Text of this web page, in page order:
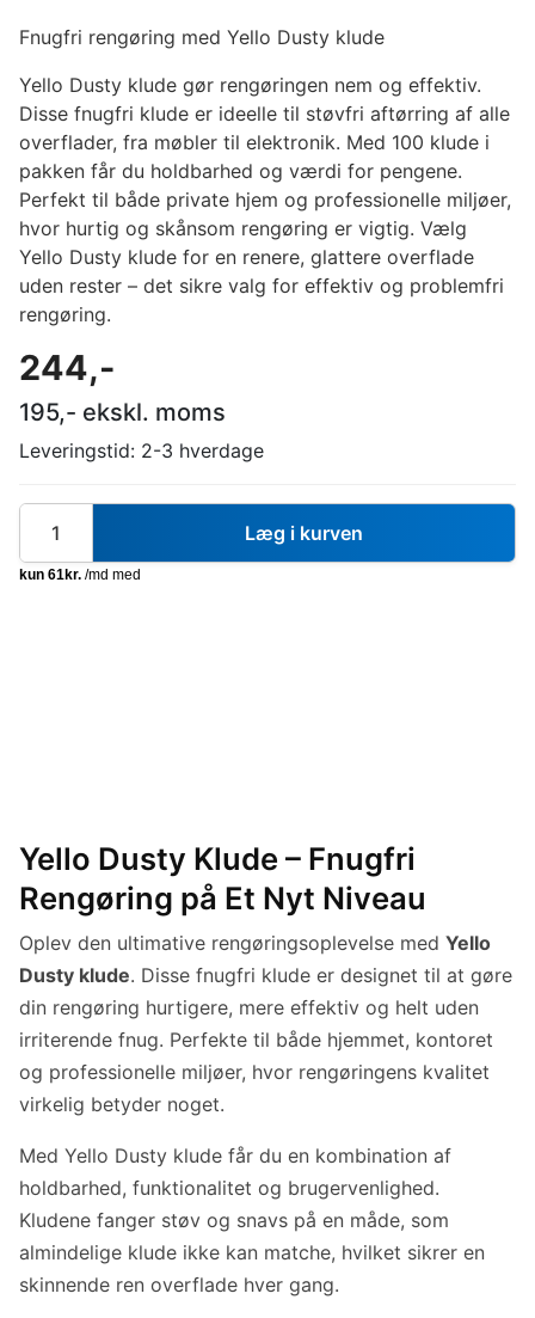
Fnugfri rengøring med Yello Dusty klude
Yello Dusty klude gør rengøringen nem og effektiv.
Disse fnugfri klude er ideelle til støvfri aftørring af alle
overflader, fra møbler til elektronik. Med 100 klude i
pakken får du holdbarhed og værdi for pengene.
Perfekt til både private hjem og professionelle miljøer,
hvor hurtig og skånsom rengøring er vigtig. Vælg
Yello Dusty klude for en renere, glattere overflade
uden rester – det sikre valg for effektiv og problemfri
rengøring.
244,-
195,- ekskl. moms
Leveringstid: 2-3 hverdage
Læg i kurven
Yello Dusty Klude – Fnugfri
Rengøring på Et Nyt Niveau
Oplev den ultimative rengøringsoplevelse med Yello
Dusty klude. Disse fnugfri klude er designet til at gøre
din rengøring hurtigere, mere effektiv og helt uden
irriterende fnug. Perfekte til både hjemmet, kontoret
og professionelle miljøer, hvor rengøringens kvalitet
virkelig betyder noget.
Med Yello Dusty klude får du en kombination af
holdbarhed, funktionalitet og brugervenlighed.
Kludene fanger støv og snavs på en måde, som
almindelige klude ikke kan matche, hvilket sikrer en
skinnende ren overflade hver gang.